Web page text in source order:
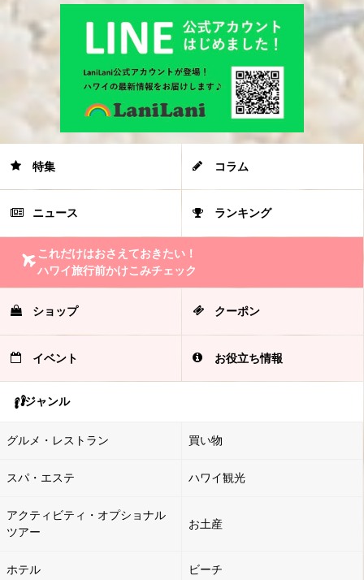
特集 コラム
ニュース ランキング
これだけはおさえておきたい！
ハワイ旅行前かけこみチェック
ショップ クーポン
イベント お役立ち情報
ジャンル
グルメ・レストラン 買い物
スパ・エステ ハワイ観光
アクティビティ・オプショナル
ツアー
お土産
ホテル ビーチ